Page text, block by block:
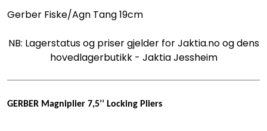
Gerber Fiske/Agn Tang 19cm
NB: Lagerstatus og priser gjelder for Jaktia.no og dens
hovedlagerbutikk - Jaktia Jessheim
GERBER Magniplier 7,5’’ Locking Pliers